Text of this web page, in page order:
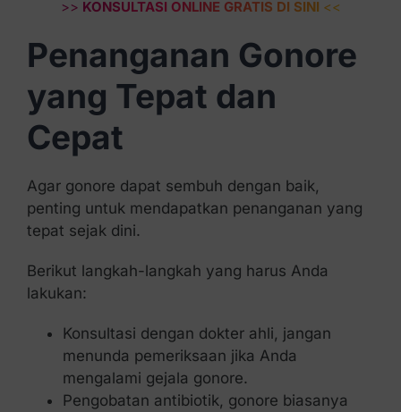
>> KONSULTASI ONLINE GRATIS DI SINI <<
Penanganan Gonore
yang Tepat dan
Cepat
Agar gonore dapat sembuh dengan baik,
penting untuk mendapatkan penanganan yang
tepat sejak dini.
Berikut langkah-langkah yang harus Anda
lakukan:
Konsultasi dengan dokter ahli, jangan
menunda pemeriksaan jika Anda
mengalami gejala gonore.
Pengobatan antibiotik, gonore biasanya